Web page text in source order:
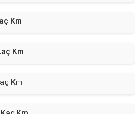
Km
Km
Km